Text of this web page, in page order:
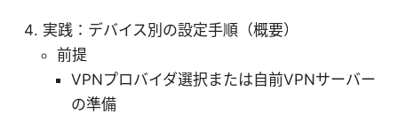
実践：デバイス別の設定手順（概要）
前提
VPNプロバイダ選択または自前VPNサーバー
の準備